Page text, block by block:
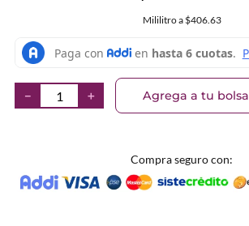
Mililitroa $406.63
＋
－ Agrega a tu bolsa
Compra seguro con: